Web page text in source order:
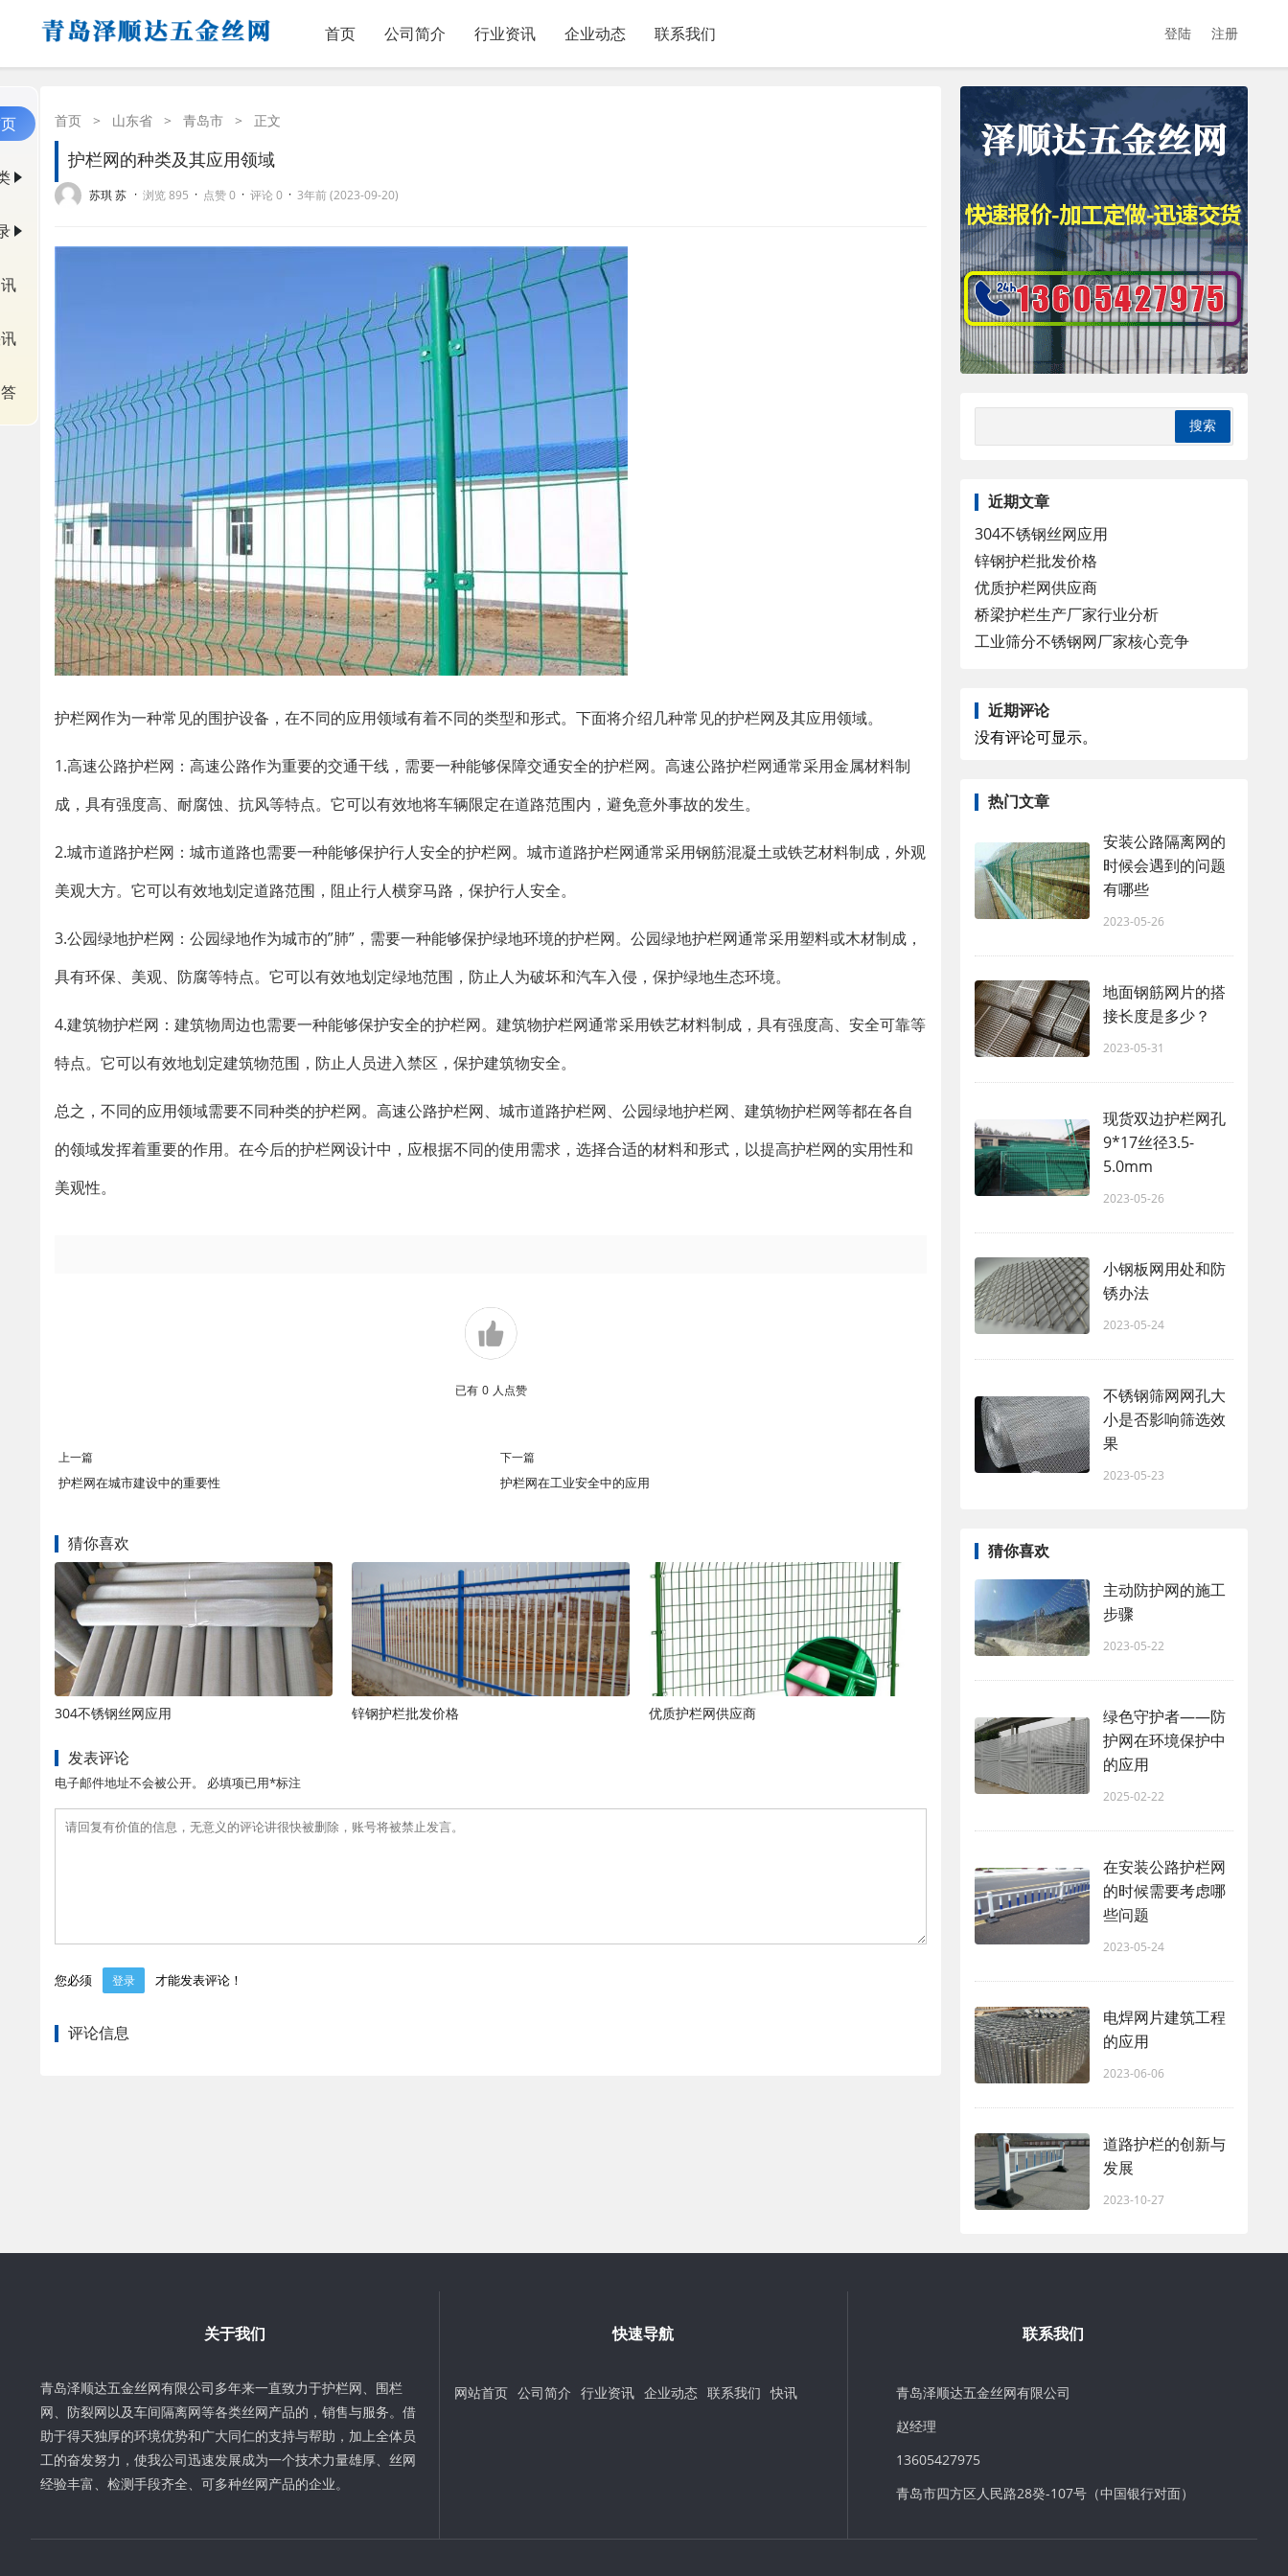
首页 公司简介 行业资讯 企业动态 联系我们 登陆 注册
首页 > 山东省 > 青岛市 > 正文
护栏网的种类及其应用领域
苏琪 苏 · 浏览 895 · 点赞 0 · 评论 0 · 3年前 (2023-09-20)
护栏网作为一种常见的围护设备，在不同的应用领域有着不同的类型和形式。下面将介绍几种常见的护栏网及其应用领域。
1.高速公路护栏网：高速公路作为重要的交通干线，需要一种能够保障交通安全的护栏网。高速公路护栏网通常采用金属材料制
成，具有强度高、耐腐蚀、抗风等特点。它可以有效地将车辆限定在道路范围内，避免意外事故的发生。
2.城市道路护栏网：城市道路也需要一种能够保护行人安全的护栏网。城市道路护栏网通常采用钢筋混凝土或铁艺材料制成，外观
美观大方。它可以有效地划定道路范围，阻止行人横穿马路，保护行人安全。
3.公园绿地护栏网：公园绿地作为城市的”肺”，需要一种能够保护绿地环境的护栏网。公园绿地护栏网通常采用塑料或木材制成，
具有环保、美观、防腐等特点。它可以有效地划定绿地范围，防止人为破坏和汽车入侵，保护绿地生态环境。
4.建筑物护栏网：建筑物周边也需要一种能够保护安全的护栏网。建筑物护栏网通常采用铁艺材料制成，具有强度高、安全可靠等
特点。它可以有效地划定建筑物范围，防止人员进入禁区，保护建筑物安全。
总之，不同的应用领域需要不同种类的护栏网。高速公路护栏网、城市道路护栏网、公园绿地护栏网、建筑物护栏网等都在各自
的领域发挥着重要的作用。在今后的护栏网设计中，应根据不同的使用需求，选择合适的材料和形式，以提高护栏网的实用性和
美观性。
已有 0 人点赞
上一篇
护栏网在城市建设中的重要性
下一篇
护栏网在工业安全中的应用
猜你喜欢
304不锈钢丝网应用 锌钢护栏批发价格 优质护栏网供应商
发表评论
电子邮件地址不会被公开。 必填项已用*标注
您必须 登录 才能发表评论！
评论信息
近期文章
304不锈钢丝网应用
锌钢护栏批发价格
优质护栏网供应商
桥梁护栏生产厂家行业分析
工业筛分不锈钢网厂家核心竞争
近期评论
没有评论可显示。
热门文章
安装公路隔离网的
时候会遇到的问题
有哪些
2023-05-26
地面钢筋网片的搭
接长度是多少？
2023-05-31
现货双边护栏网孔
9*17丝径3.5-
5.0mm
2023-05-26
小钢板网用处和防
锈办法
2023-05-24
不锈钢筛网网孔大
小是否影响筛选效
果
2023-05-23
猜你喜欢
主动防护网的施工
步骤
2023-05-22
绿色守护者——防
护网在环境保护中
的应用
2025-02-22
在安装公路护栏网
的时候需要考虑哪
些问题
2023-05-24
电焊网片建筑工程
的应用
2023-06-06
道路护栏的创新与
发展
2023-10-27
关于我们
青岛泽顺达五金丝网有限公司多年来一直致力于护栏网、围栏
网、防裂网以及车间隔离网等各类丝网产品的，销售与服务。借
助于得天独厚的环境优势和广大同仁的支持与帮助，加上全体员
工的奋发努力，使我公司迅速发展成为一个技术力量雄厚、丝网
经验丰富、检测手段齐全、可多种丝网产品的企业。
快速导航
网站首页 公司简介 行业资讯 企业动态 联系我们 快讯
联系我们
青岛泽顺达五金丝网有限公司
赵经理
13605427975
青岛市四方区人民路28癸-107号（中国银行对面）